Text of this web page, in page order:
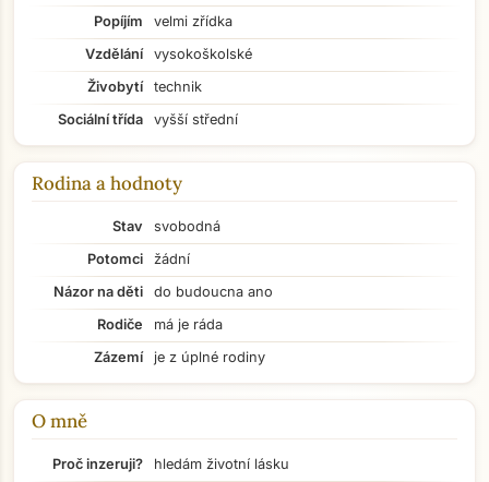
Popíjím
velmi zřídka
Vzdělání
vysokoškolské
Živobytí
technik
Sociální třída
vyšší střední
Rodina a hodnoty
Stav
svobodná
Potomci
žádní
Názor na děti
do budoucna ano
Rodiče
má je ráda
Zázemí
je z úplné rodiny
O mně
Proč inzeruji?
hledám životní lásku